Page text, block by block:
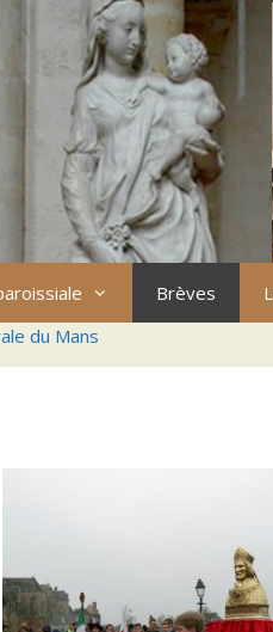
Brèves
du Mans